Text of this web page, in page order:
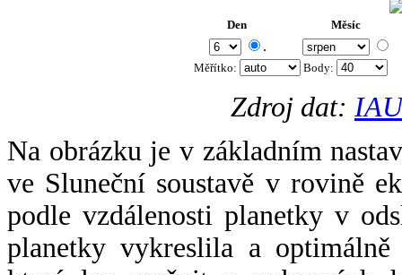
Den Měsíc
.
Měřítko: Body:
Zdroj dat:
Na obrázku je v základním
ve Sluneční soustavě v rovině
podle vzdálenosti planetky v
planetky vykreslila a